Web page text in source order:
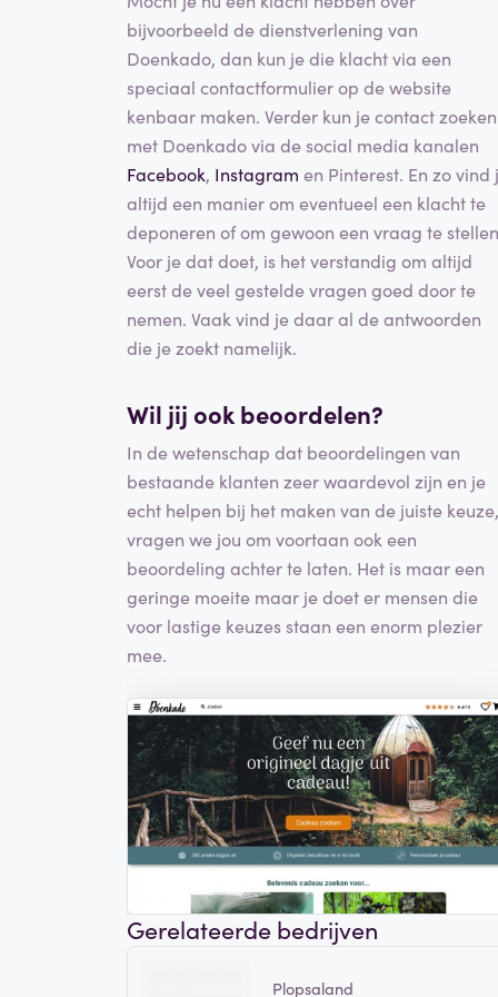
bijvoorbeeld de dienstverlening van
Doenkado, dan kun je die klacht via een
speciaal contactformulier op de website
kenbaar maken. Verder kun je contact zoeken
met Doenkado via de social media kanalen
Facebook, Instagram en Pinterest. En zo vind
altijd een manier om eventueel een klacht te
deponeren of om gewoon een vraag te
Voor je dat doet, is het verstandig om altijd
eerst de veel gestelde vragen goed door te
nemen. Vaak vind je daar al de antwoorden
die je zoekt namelijk.
Wil jij ook beoordelen?
In de wetenschap dat beoordelingen van
bestaande klanten zeer waardevol zijn en je
echt helpen bij het maken van de juiste keuze,
vragen we jou om voortaan ook een
beoordeling achter te laten. Het is maar een
geringe moeite maar je doet er mensen die
voor lastige keuzes staan een enorm plezier
mee.
Gerelateerde bedrijven
Plopsaland